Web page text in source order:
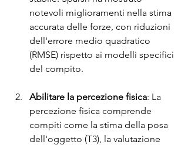
notevoli miglioramenti nella stima
accurata delle forze, con riduzioni
dell'errore medio quadratico
(RMSE) rispetto ai modelli specifici
del compito.
Abilitare la percezione fisica: La
percezione fisica comprende
compiti come la stima della posa
dell'oggetto (T3), la valutazione